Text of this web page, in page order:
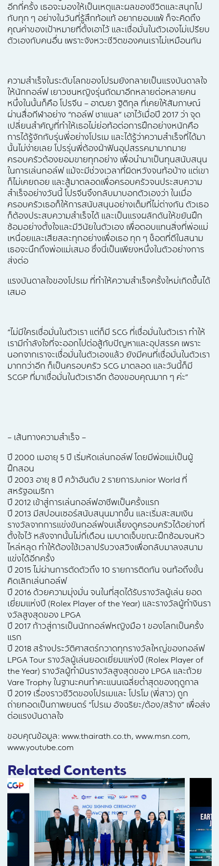
อีกกี่ครั้ง เธอจะมองให้เป็นเหตุและผลของชีวิตและสนุกไป
กับทุก ๆ อย่างในวันที่รู้สึกท้อแท้ อยากยอมแพ้ ก็จะคิดถึง
คุณค่าของเป้าหมายที่ตั้งเอาไว้ และเชื่อมั่นในตัวเองไม่เปรียบ
ตัวเองกับคนอื่น เพราะจังหวะชีวิตของคนเราไม่เหมือนกัน
ความสำเร็จในระดับโลกของโปรมยังกลายเป็นแรงบันดาลใจ
ให้นักกอล์ฟ เยาวชนหญิงรุ่นถัดมาอีกหลายต่อหลายคน
หนึ่งในนั้นก็คือ โปรจีน – อาฒยา ฐิติกุล ที่เคยให้สัมภาษณ์
ผ่านสื่อกีฬาอย่าง “กอล์ฟ ชาแนล” เอาไว้เมื่อปี 2017 ว่า จุด
เปลี่ยนสำคัญที่ทำให้เธอไม่ย่อท้อต่อการฝึกอย่างหนักคือ
การได้รู้จักกับรุ่นพี่อย่างโปรเม และได้รู้ว่าความสำเร็จที่ได้มา
นั้นไม่ง่ายเลย โปรรุ่นพี่ต้องฝ่าฟันอุปสรรคมามากมาย
ครอบครัวต้องยอมขายทุกอย่าง เพื่อนำมาเป็นทุนสนับสนุน
ในการเล่นกอล์ฟ แม้จะมีช่วงเวลาที่ผิดหวังจนท้อบ้าง แต่เขา
ก็ไม่เคยถอย และสู้มาตลอดเพื่อครอบครัวจนประสบความ
สำเร็จอย่างวันนี้ โปรจีนจึงกลับมาบอกตัวเองว่า ในเมื่อ
ครอบครัวเธอก็ให้การสนับสนุนอย่างเต็มที่ไม่ต่างกัน ตัวเธอ
ก็ต้องประสบความสำเร็จได้ และเป็นแรงผลักดันให้ขยันฝึก
ซ้อมอย่างตั้งใจและมีวินัยในตัวเอง เพื่อตอบแทนสิ่งที่พ่อแม่
เหนื่อยและเสียสละทุกอย่างเพื่อเธอ ทุก ๆ ช็อตที่ตีในสนาม
เธอจะนึกถึงพ่อแม่เสมอ ซึ่งนี่เป็นเพียงหนึ่งในตัวอย่างการ
ส่งต่อ
แรงบันดาลใจของโปรเม ที่ทำให้ความสำเร็จครั้งใหม่เกิดขึ้นได้
เสมอ
“ไม่มีใครเชื่อมั่นในตัวเรา แต่ก็มี SCG ที่เชื่อมั่นในตัวเรา ทำให้
เรามีกำลังใจที่จะออกไปต่อสู้กับปัญหาและอุปสรรค เพราะ
นอกจากเราจะเชื่อมั่นในตัวเองแล้ว ยังมีคนที่เชื่อมั่นในตัวเรา
มากกว่าอีก ก็เป็นครอบครัว SCG มาตลอด และวันนี้ก็มี
SCGP ที่มาเชื่อมั่นในตัวเราอีก ต้องขอบคุณมาก ๆ ค่ะ”
– เส้นทางความสำเร็จ –
ปี 2000 เมอายุ 5 ปี เริ่มหัดเล่นกอล์ฟ โดยมีพ่อแม่เป็นผู้
ฝึกสอน
ปี 2003 อายุ 8 ปี คว้าอันดับ 2 รายการJunior World ที่
สหรัฐอเมริกา
ปี 2012 เข้าสู่การเล่นกอล์ฟอาชีพเป็นครั้งแรก
ปี 2013 มีสปอนเซอร์สนับสนุนมากขึ้น และเริ่มสะสมเงิน
รางวัลจากการแข่งขันกอล์ฟจนเลี้ยงดูครอบครัวได้อย่างที่
ตั้งใจไว้ หลังจากนั้นไม่กี่เดือน เมบาดเจ็บขณะฝึกซ้อมจนหัว
ไหล่หลุด ทำให้ต้องใช้เวลาปรับวงสวิงเพื่อกลับมาลงสนาม
แข่งได้อีกครั้ง
ปี 2015 ไม่ผ่านการตัดตัวถึง 10 รายการติดกัน จนท้อถึงขั้น
คิดเลิกเล่นกอล์ฟ
ปี 2016 ด้วยความมุ่งมั่น จนในที่สุดได้รับรางวัลผู้เล่น ยอด
เยี่ยมแห่งปี (Rolex Player of the Year) และรางวัลผู้ทำงินรา
งวัลสูงสุดของ LPGA
ปี 2017 ก้าวสู่การเป็นนักกอล์ฟหญิงมือ 1 ของโลกเป็นครั้ง
แรก
ปี 2018 สร้างประวัติศาสตร์กวาดทุกรางวัลใหญ่ของกอล์ฟ
LPGA Tour รางวัลผู้เล่นยอดเยี่ยมแห่งปี (Rolex Player of
the Year) รางวัลผู้ทำมินรางวัลสูงสุดของ LPGA และถ้วย
Vare Trophy ในฐานะคนทำคะแนนเฉลี่ยต่ำสุดของฤดูกาล
ปี 2019 เรื่องราวชีวิตของโปรเมและ โปรโม (พี่สาว) ถูก
ถ่ายทอดเป็นภาพยนตร์ “โปรเม อัจฉริยะ/ต้อง/สร้าง” เพื่อส่ง
ต่อแรงบันดาลใจ
ขอบคุณข้อมูล: www.thairath.co.th, www.msn.com,
www.youtube.com
Related Contents